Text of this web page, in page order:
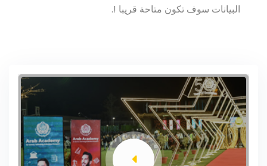
البيانات سوف تكون متاحة قريبا !.